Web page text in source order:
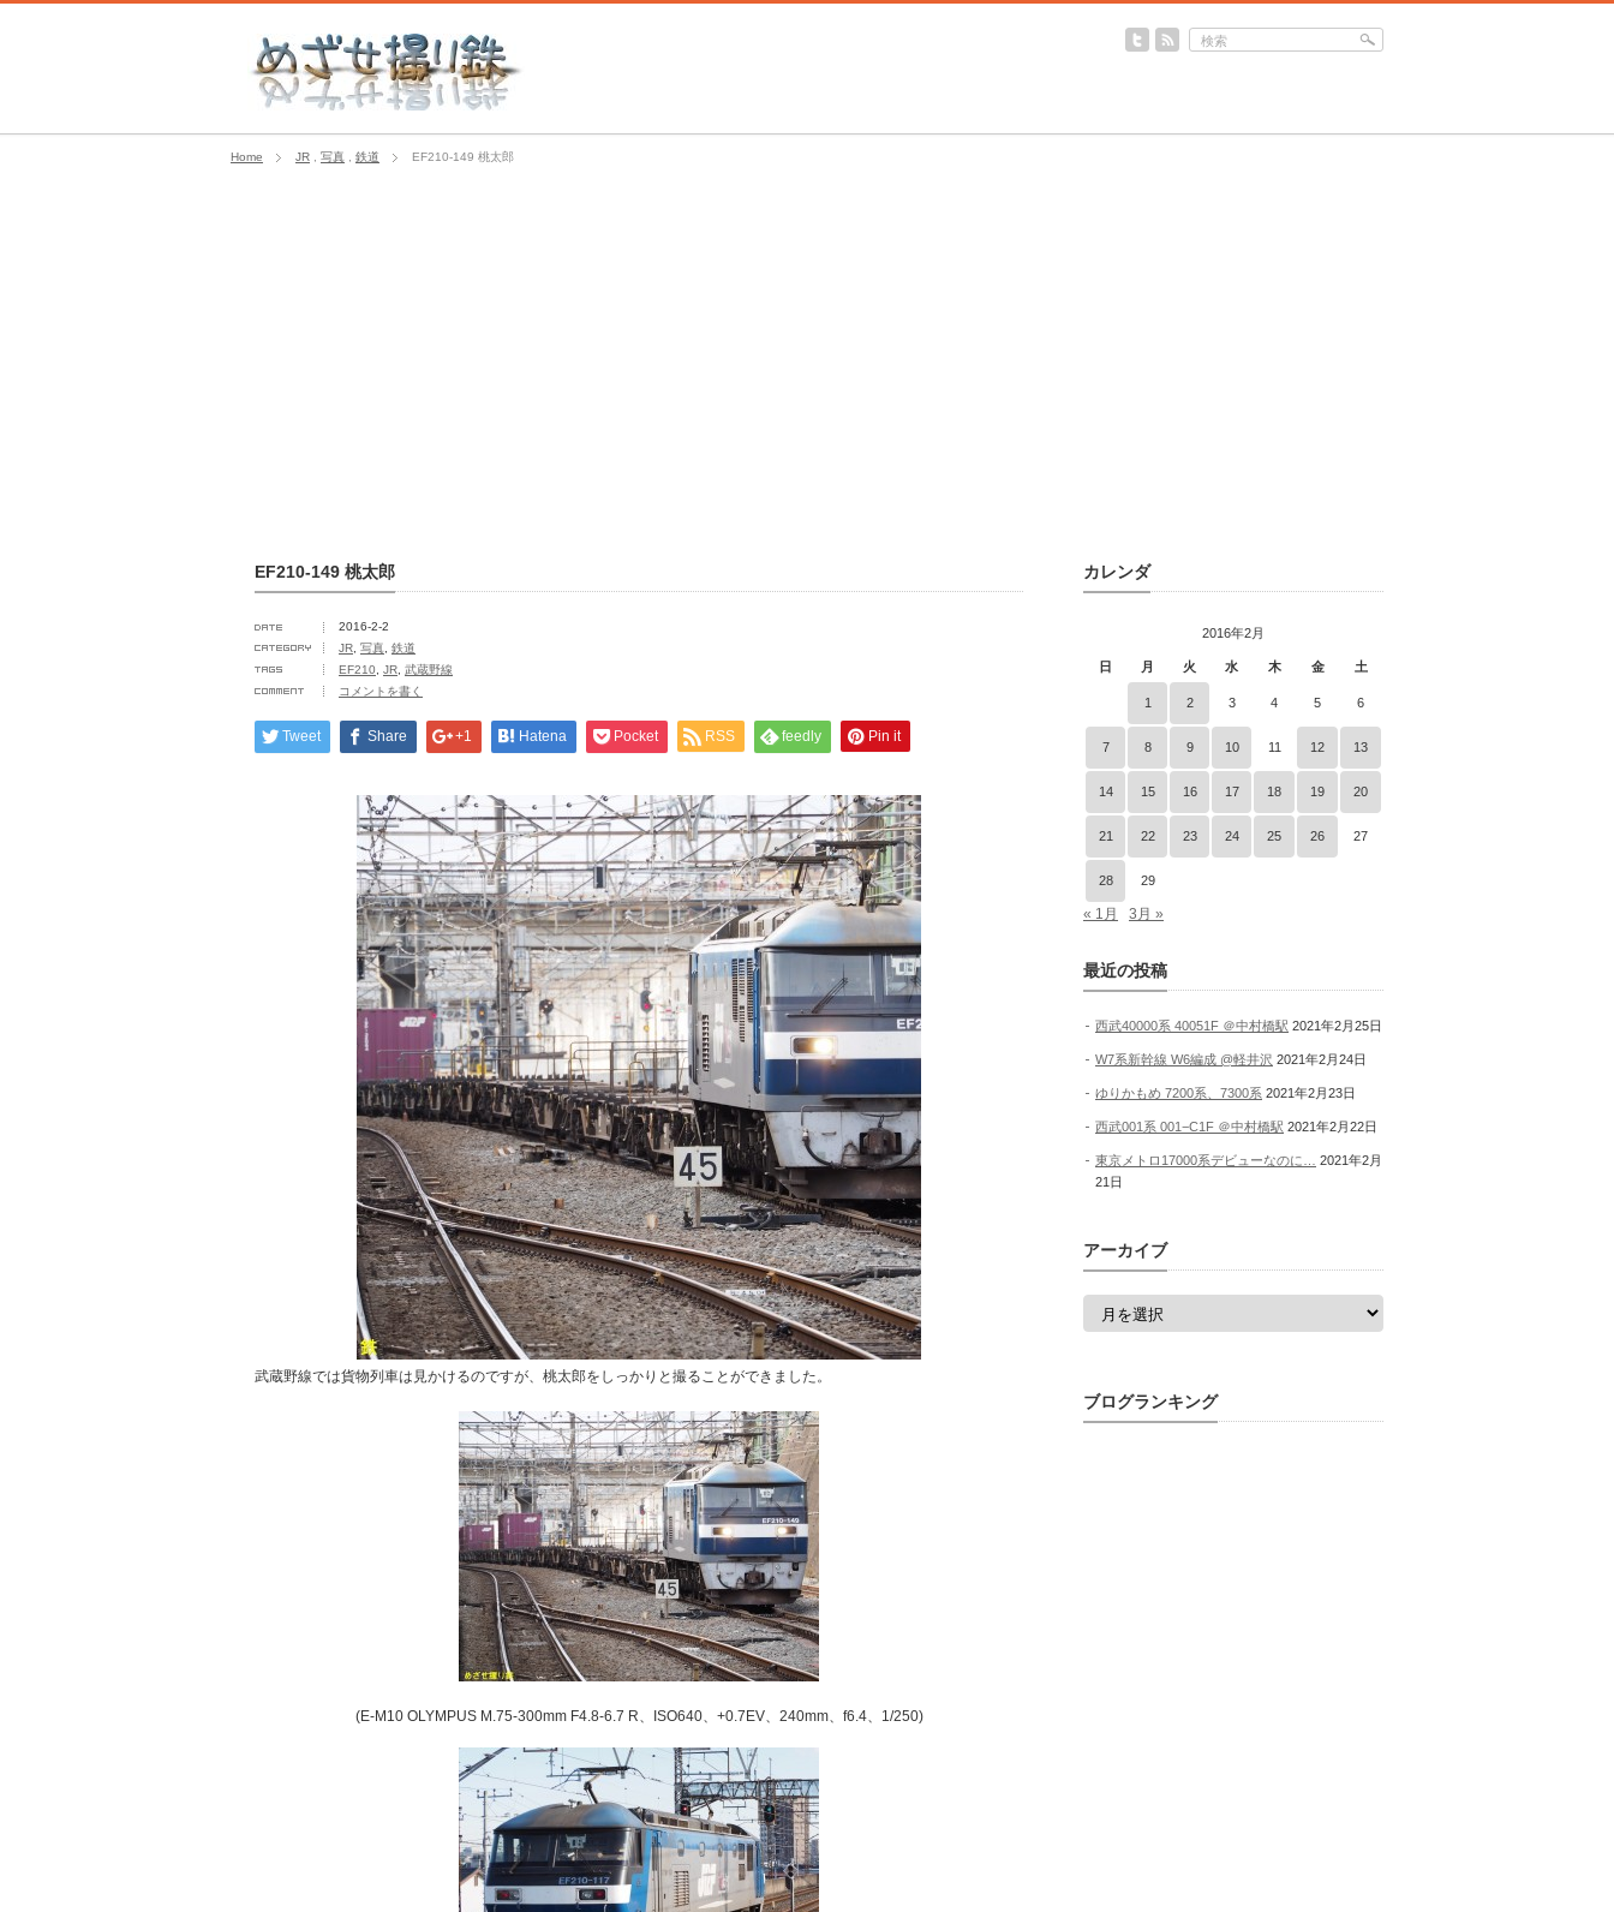
Home JR 写真 鉄道 EF210-149 桃太郎
EF210-149 桃太郎
2016-2-2
JR 写真
鉄道
EF210
JR 武蔵野線
コメントを書く
Tweet Share +1 Hatena Pocket RSS feedly Pin it
武蔵野線では貨物列車は見かけるのですが、桃太郎をしっかりと撮ることができました。
(E-M10 OLYMPUS M.75-300mm F4.8-6.7 R、ISO640、+0.7EV、240mm、f6.4、1/250)
カレンダ
2016年2月
日 月 火 水 木 金 土
1 2 3 4 5 6
7 8 9 10 11 12 13
14 15 16 17 18 19 20
21 22 23 24 25 26 27
28 29
« 1月 3月 »
最近の投稿
西武40000系 40051F ＠中村橋駅 2021年2月25日
W7系新幹線 W6編成 @軽井沢 2021年2月24日
ゆりかもめ 7200系、7300系 2021年2月23日
西武001系 001−C1F ＠中村橋駅 2021年2月22日
東京メトロ17000系デビューなのに…
2021年2月
21日
アーカイブ
ブログランキング